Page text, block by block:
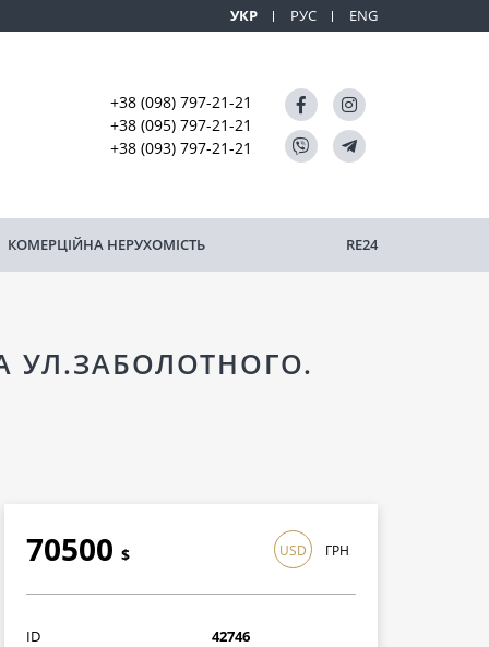
УКР РУС ENG
+38 (098) 797-21-21
+38 (095) 797-21-21
+38 (093) 797-21-21
КОМЕРЦІЙНА НЕРУХОМІСТЬ RE24
УЛ.ЗАБОЛОТНОГО.
70500 $
2044500грн
USD ГРН
ID
42746